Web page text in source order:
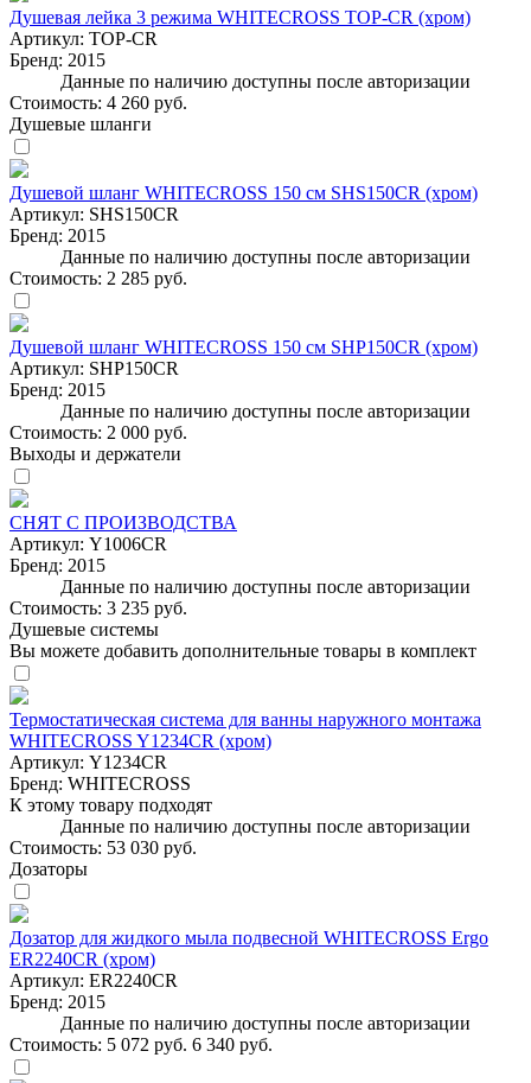
Душевая лейка 3 режима WHITECROSS TOP-CR (хром)
Артикул: TOP-CR
Бренд: 2015
Данные по наличию доступны после авторизации
Стоимость: 4 260 руб.
Душевые шланги
Душевой шланг WHITECROSS 150 см SHS150CR (хром)
Артикул: SHS150CR
Бренд: 2015
Данные по наличию доступны после авторизации
Стоимость: 2 285 руб.
Душевой шланг WHITECROSS 150 см SHP150CR (хром)
Артикул: SHP150CR
Бренд: 2015
Данные по наличию доступны после авторизации
Стоимость: 2 000 руб.
Выходы и держатели
СНЯТ С ПРОИЗВОДСТВА
Артикул: Y1006CR
Бренд: 2015
Данные по наличию доступны после авторизации
Стоимость: 3 235 руб.
Душевые системы
Вы можете добавить дополнительные товары в комплект
Термостатическая система для ванны наружного монтажа
WHITECROSS Y1234CR (хром)
Артикул: Y1234CR
Бренд: WHITECROSS
К этому товару подходят
Данные по наличию доступны после авторизации
Стоимость: 53 030 руб.
Дозаторы
Дозатор для жидкого мыла подвесной WHITECROSS Ergo
ER2240CR (хром)
Артикул: ER2240CR
Бренд: 2015
Данные по наличию доступны после авторизации
Стоимость: 5 072 руб. 6 340 руб.